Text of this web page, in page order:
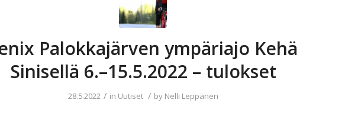
Palokkajärven ympäriajo Kehä
Sinisellä 6.–15.5.2022 – tulokset
28.5.2022 / in Uutiset / by Nelli Leppänen